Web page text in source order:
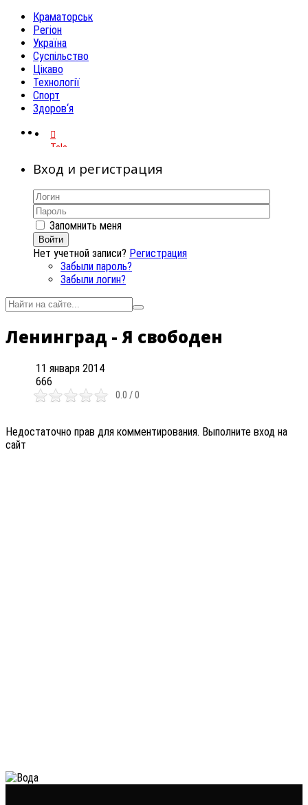
Краматорськ
Регіон
Україна
Суспільство
Цікаво
Технології
Спорт
Здоров‘я
Telegram
Вход и регистрация
Запомнить меня
Войти
Нет учетной записи? Регистрация
Забыли пароль?
Забыли логин?
Ленинград - Я свободен
11 января 2014
666
0.0 / 0
Недостаточно прав для комментирования. Выполните вход на
сайт